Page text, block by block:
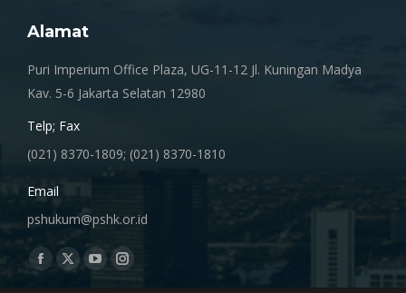
Alamat
Puri Imperium Office Plaza, UG-11-12 Jl. Kuningan Madya
Kav. 5-6 Jakarta Selatan 12980
Telp; Fax
(021) 8370-1809; (021) 8370-1810
Email
pshukum@pshk.or.id
Find us on:
Facebook
X
YouTubeInstagram